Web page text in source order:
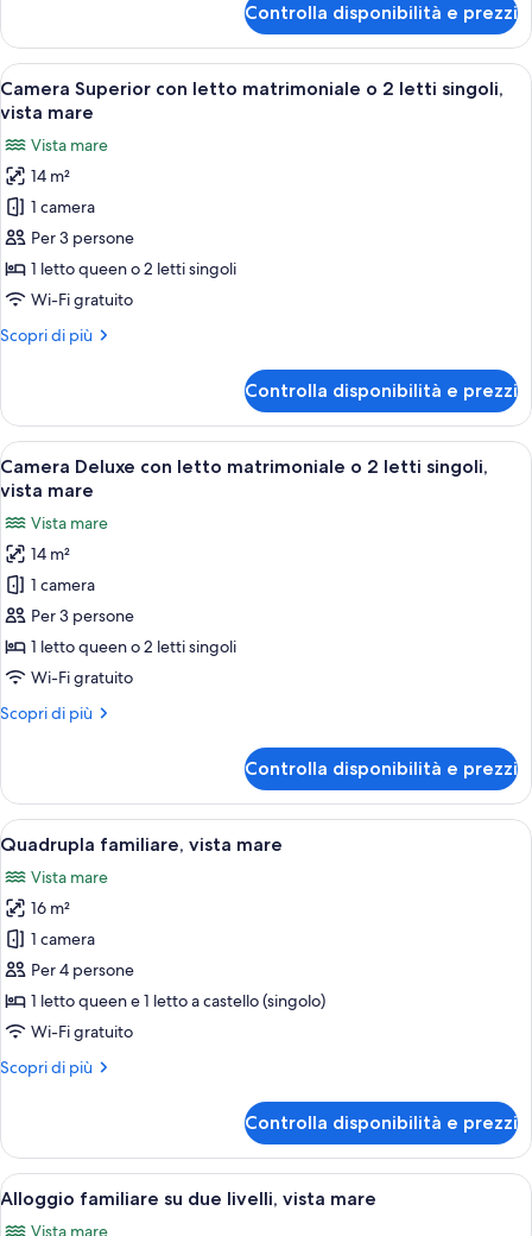
singoli,
vista
mare
Standard
con
letto
matrimoniale
2
letti
singoli,
vista
mare
Controlla disponibilità e prezzi
Apri
tutte
foto
per
Camera
Superior
con
letto
o
singoli,
vista
mare
Una camera d'albergo con un letto
6
Camera Superior con letto matrimoniale o 2 letti singoli,
vista mare
Vista mare
14 m²
1 camera
Per 3 persone
1 letto queen o 2 letti singoli
Wi-Fi gratuito
Scopri di più
Altri
Superior
con
letto
matrimoniale
2
letti
singoli,
vista
mare
Controlla disponibilità e prezzi
Apri
tutte
foto
per
Camera
Deluxe
con
letto
o
singoli,
vista
Un letto rifatto con cura, con una
6
Camera Deluxe con letto matrimoniale o 2 letti singoli,
vista mare
Vista mare
14 m²
1 camera
Per 3 persone
1 letto queen o 2 letti singoli
Wi-Fi gratuito
Scopri di più
Altri
Deluxe
con
letto
matrimoniale
o
2
letti
singoli,
vista
mare
Controlla disponibilità e prezzi
Apri
tutte
le
foto
per
Quadrupla
familiare,
vista
Camera d'albergo compatta con un
5
Quadrupla familiare, vista mare
Vista mare
16 m²
1 camera
Per 4 persone
1 letto queen e 1 letto a castello (singolo)
Wi-Fi gratuito
Scopri di più
Altri
familiare,
vista
mare
Controlla disponibilità e prezzi
Apri
tutte
Una camera da letto con un letto,
9
Alloggio familiare su due livelli, vista mare
Vista mare